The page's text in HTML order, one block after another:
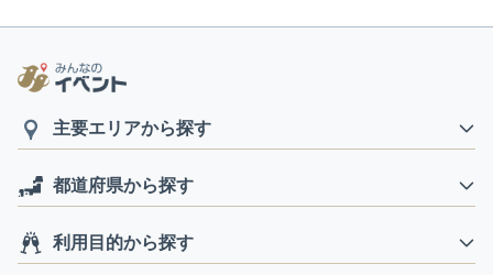
主要エリアから探す
都道府県から探す
利用目的から探す